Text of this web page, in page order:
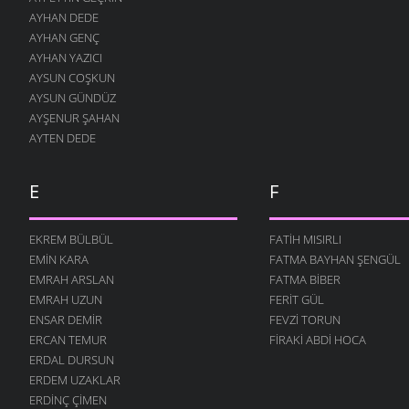
İNSANLIK
24 OCAK 2011
GELSIN -2
19 ARALIK 2010
ÇOCUĞUM
13 ARALIK 2010
UTANSIN
5 ARALIK 2010
GELSIN
30 KASIM 2010
ÖĞRETMEN
22 KASIM 2010
DEĞIL MI?
22 KASIM 2010
AŞKI NEYLEYIM
AYHAN DEDE
AYHAN GENÇ
AYHAN YAZICI
AYSUN COŞKUN
AYSUN GÜNDÜZ
AYŞENUR ŞAHAN
AYTEN DEDE
E
EKREM BÜLBÜL
EMIN KARA
EMRAH ARSLAN
EMRAH UZUN
ENSAR DEMIR
ERCAN TEMUR
ERDAL DURSUN
ERDEM UZAKLAR
ERDINÇ ÇIMEN
F
FATIH MISIRLI
FATMA BAYHAN ŞENGÜL
FATMA BIBER
FERIT GÜL
FEVZI TORUN
FIRAKI ABDI HOCA